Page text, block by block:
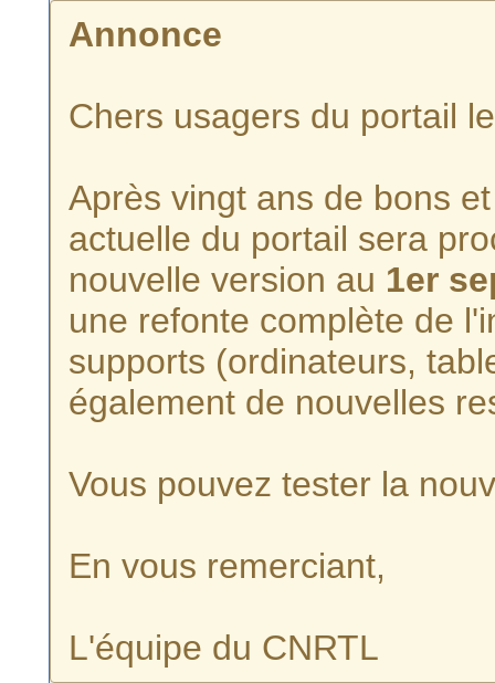
Annonce
Chers usagers du portail
Après vingt ans de bons
actuelle du portail sera
nouvelle version au 1er
une refonte complète de
supports (ordinateurs,
également de nouvelles
Vous pouvez tester la
En vous remerciant,
L'équipe du CNRTL